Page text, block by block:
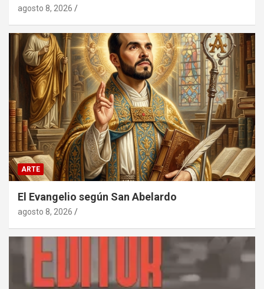
agosto 8, 2026
ARTE
El Evangelio según San Abelardo
agosto 8, 2026